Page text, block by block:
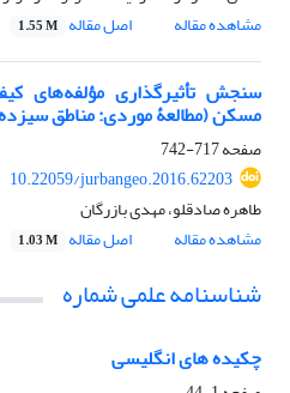
مشاهده مقاله
اصل مقاله 1.55 M
سنجش تأثیرگذاری مؤلفه‌های
مسکن (مطالعۀ موردی: مناطق
صفحه717-742
10.22059/jurbangeo.2016.62203
طاهره صادقلو، مهدی بازرگان
مشاهده مقاله
اصل مقاله 1.03 M
شناسنامه علمی شماره
چکیده های انگلیسی